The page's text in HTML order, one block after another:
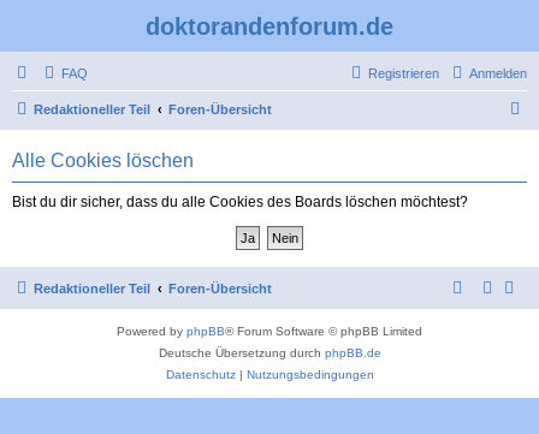
doktorandenforum.de
FAQ Anmelden
Registrieren
Redaktioneller Teil Foren-Übersicht
Alle Cookies löschen
Bist du dir sicher, dass du alle Cookies des Boards löschen möchtest?
Redaktioneller Teil Foren-Übersicht
Powered by phpBB® Forum Software © phpBB Limited
Deutsche Übersetzung durch phpBB.de
Datenschutz| Nutzungsbedingungen